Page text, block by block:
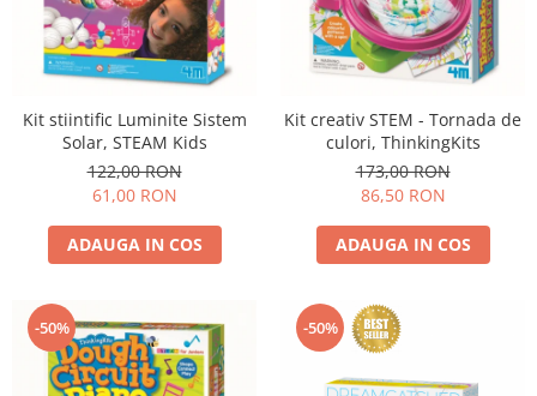
Jucarii dentitie
Jucarii Senzoriale
Teatru de papusi
Umbrele
Stilouri
Tempera și acuarele
Kit stiintific Luminite Sistem
Solar, STEAM Kids
122,00 RON
61,00 RON
ADAUGA IN COS
Kit creativ STEM - Tornada de
culori, ThinkingKits
173,00 RON
86,50 RON
ADAUGA IN COS
-50% -50%